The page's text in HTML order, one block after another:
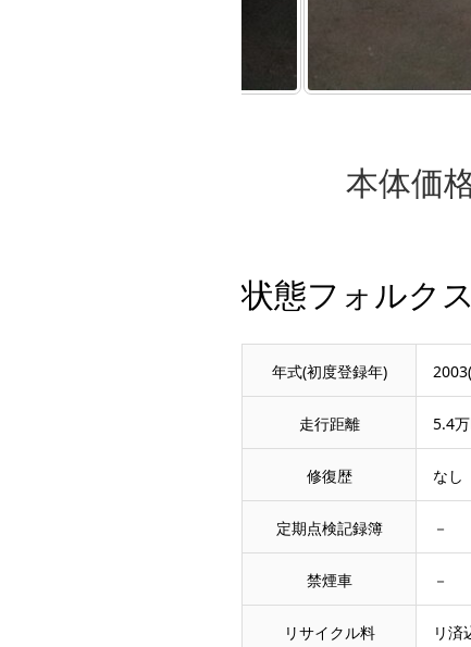
本体価
状態フォルク
年式(初度登録年)
走行距離 5.4
修復歴 なし
定期点検記録簿 －
禁煙車 －
リサイクル料 リ済